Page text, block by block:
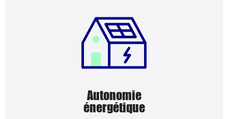
Autonomie
énergétique